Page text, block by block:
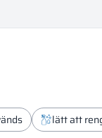
lätt att